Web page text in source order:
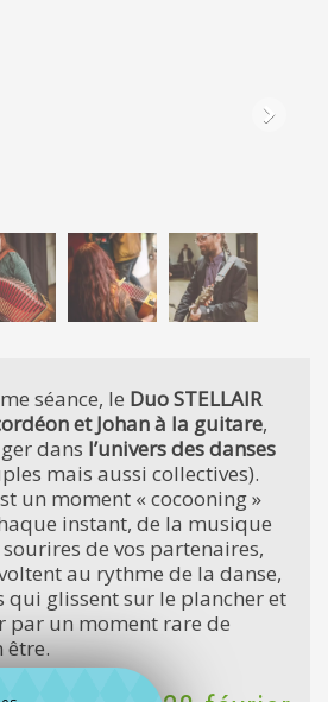
séance, le Duo STELLAIR
et Johan à la guitare,
dans l’univers des danses
mais aussi collectives).
un moment « cocooning »
instant, de la musique
de vos partenaires,
au rythme de la danse,
glissent sur le plancher et
par un moment rare de
être.